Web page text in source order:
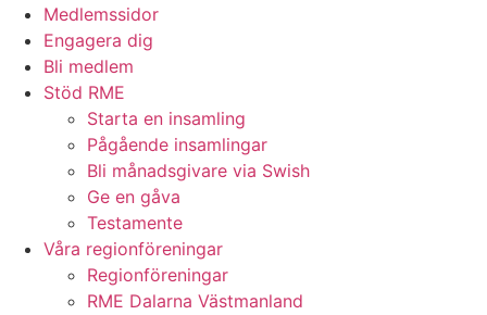
Medlemssidor
Engagera dig
Bli medlem
Stöd RME
Starta en insamling
Pågående insamlingar
Bli månadsgivare via Swish
Ge en gåva
Testamente
Våra regionföreningar
Regionföreningar
RME Dalarna Västmanland